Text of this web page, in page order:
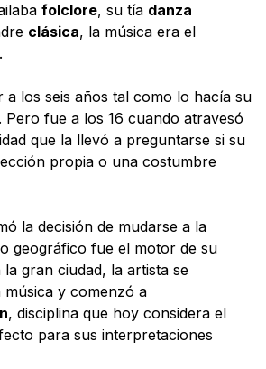
folclore, su tía danza
clásica, la música era el
a los seis años tal como lo hacía su
. Pero fue a los 16 cuando atravesó
que la llevó a preguntarse si su
propia o una costumbre
la decisión de mudarse a la
geográfico fue el motor de su
la gran ciudad, la artista se
y comenzó a
, disciplina que hoy considera el
para sus interpretaciones